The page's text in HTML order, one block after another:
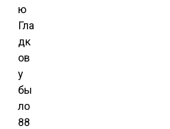
ю
Гла
дк
ов
у
бы
ло
88